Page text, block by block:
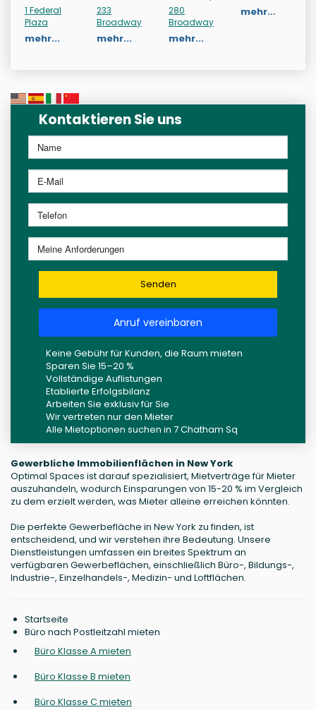
1 Federal
Plaza
mehr...
233
Broadway
mehr...
280
Broadway
mehr...
mehr...
Kontaktieren Sie uns
Senden
Anruf vereinbaren
Keine Gebühr für Kunden, die Raum mieten
Sparen Sie 15–20 %
Vollständige Auflistungen
Etablierte Erfolgsbilanz
Arbeiten Sie exklusiv für Sie
Wir vertreten nur den Mieter
Alle Mietoptionen suchen in 7 Chatham Sq
Gewerbliche Immobilienflächen in New York
Optimal Spaces ist darauf spezialisiert, Mietverträge für Mieter
auszuhandeln, wodurch Einsparungen von 15-20 % im Vergleich
zu dem erzielt werden, was Mieter alleine erreichen könnten.
Die perfekte Gewerbefläche in New York zu finden, ist
entscheidend, und wir verstehen ihre Bedeutung. Unsere
Dienstleistungen umfassen ein breites Spektrum an
verfügbaren Gewerbeflächen, einschließlich Büro-, Bildungs-,
Industrie-, Einzelhandels-, Medizin- und Loftflächen.
Startseite
Büro nach Postleitzahl mieten
Büro Klasse A mieten
Büro Klasse B mieten
Büro Klasse C mieten